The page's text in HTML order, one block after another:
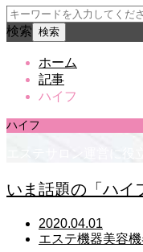
検索
ホーム
記事
ハイフ
ハイフ
いま話題の「ハイ
2020.04.01
エステ機器美容